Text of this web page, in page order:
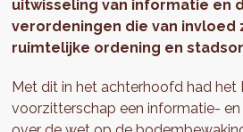
uitwisseling van informatie en
verordeningen die van invloed
ruimtelijke ordening en
Met dit in het achterhoofd had het
voorzitterschap een informatie- en